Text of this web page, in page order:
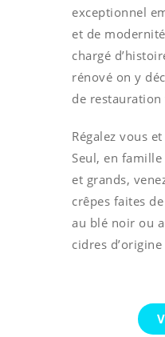
exceptionnel
et de
chargé
rénové on y
de restauration
Régalez vous
Seul, en
et grands,
crêpes faites
au blé noir ou
cidres